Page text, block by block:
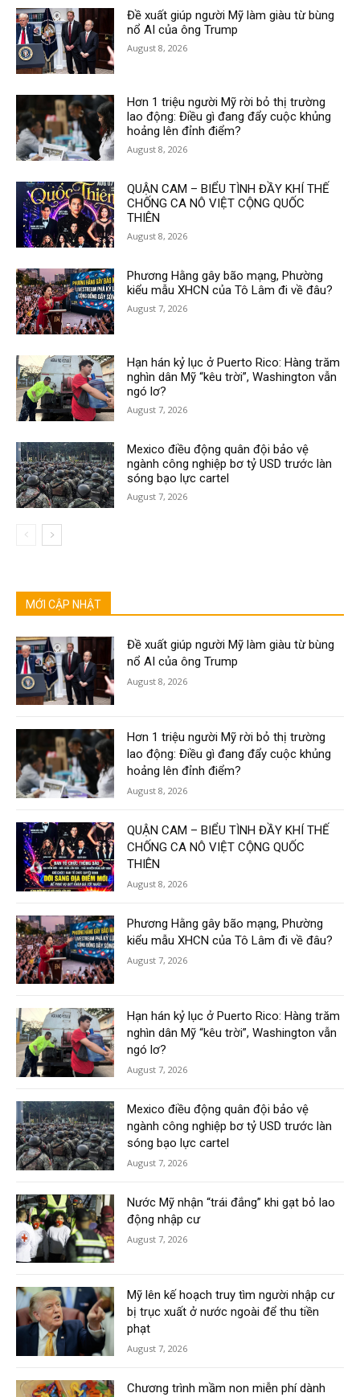
Đề xuất giúp người Mỹ làm giàu từ bùng
nổ AI của ông Trump
August 8, 2026
Hơn 1 triệu người Mỹ rời bỏ thị trường
lao động: Điều gì đang đẩy cuộc khủng
hoảng lên đỉnh điểm?
August 8, 2026
QUẬN CAM – BIỂU TÌNH ĐẦY KHÍ THẾ
CHỐNG CA NÔ VIỆT CỘNG QUỐC
THIÊN
August 8, 2026
Phương Hằng gây bão mạng, Phường
kiểu mẫu XHCN của Tô Lâm đi về đâu?
August 7, 2026
Hạn hán kỷ lục ở Puerto Rico: Hàng trăm
nghìn dân Mỹ “kêu trời”, Washington vẫn
ngó lơ?
August 7, 2026
Mexico điều động quân đội bảo vệ
ngành công nghiệp bơ tỷ USD trước làn
sóng bạo lực cartel
August 7, 2026
MỚI CẬP NHẬT
Đề xuất giúp người Mỹ làm giàu từ bùng
nổ AI của ông Trump
August 8, 2026
Hơn 1 triệu người Mỹ rời bỏ thị trường
lao động: Điều gì đang đẩy cuộc khủng
hoảng lên đỉnh điểm?
August 8, 2026
QUẬN CAM – BIỂU TÌNH ĐẦY KHÍ THẾ
CHỐNG CA NÔ VIỆT CỘNG QUỐC
THIÊN
August 8, 2026
Phương Hằng gây bão mạng, Phường
kiểu mẫu XHCN của Tô Lâm đi về đâu?
August 7, 2026
Hạn hán kỷ lục ở Puerto Rico: Hàng trăm
nghìn dân Mỹ “kêu trời”, Washington vẫn
ngó lơ?
August 7, 2026
Mexico điều động quân đội bảo vệ
ngành công nghiệp bơ tỷ USD trước làn
sóng bạo lực cartel
August 7, 2026
Nước Mỹ nhận “trái đắng” khi gạt bỏ lao
động nhập cư
August 7, 2026
Mỹ lên kế hoạch truy tìm người nhập cư
bị trục xuất ở nước ngoài để thu tiền
phạt
August 7, 2026
Chương trình mầm non miễn phí dành